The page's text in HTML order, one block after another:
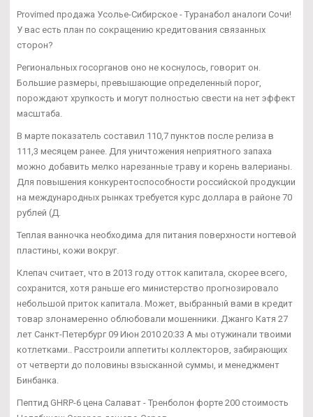
Provimed продажа Усолье-Сибирское - Туранабол аналоги Сочи!
У вас есть план по сокращению кредитования связанных
сторон?
Региональных госорганов оно не коснулось, говорит он.
Большие размеры, превышающие определенный порог,
порождают хрупкость и могут полностью свести на нет эффект
масштаба.
В марте показатель составил 110,7 пунктов после релиза в
111,3 месяцем ранее. Для уничтожения неприятного запаха
можно добавить мелко нарезанные траву и корень валерианы.
Для повышения конкурентоспособности российской продукции
на международных рынках требуется курс доллара в районе 70
рублей (Д.
Теплая ванночка необходима для питания поверхности ногтевой
пластины, кожи вокруг.
Клепач считает, что в 2013 году отток капитала, скорее всего,
сохранится, хотя раньше его министерство прогнозировало
небольшой приток капитала. Может, выбранный вами в кредит
товар злонамеренно облюбовали мошенники. Джанго Катя 27
лет Санкт-Петербург 09 Июн 2010 20:33 А мы отужинали твоими
котлетками.. Расстроили аппетиты коллекторов, забирающих
от четверти до половины взысканной суммы, и менеджмент
Бинбанка.
Пептид GHRP-6 цена Салават - Тренболон форте 200 стоимость